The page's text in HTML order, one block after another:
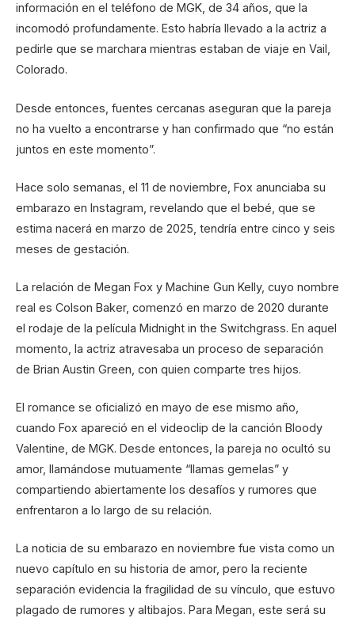
información en el teléfono de MGK, de 34 años, que la
incomodó profundamente. Esto habría llevado a la actriz a
pedirle que se marchara mientras estaban de viaje en Vail,
Colorado.
Desde entonces, fuentes cercanas aseguran que la pareja
no ha vuelto a encontrarse y han confirmado que “no están
juntos en este momento”.
Hace solo semanas, el 11 de noviembre, Fox anunciaba su
embarazo en Instagram, revelando que el bebé, que se
estima nacerá en marzo de 2025, tendría entre cinco y seis
meses de gestación.
La relación de Megan Fox y Machine Gun Kelly, cuyo nombre
real es Colson Baker, comenzó en marzo de 2020 durante
el rodaje de la película Midnight in the Switchgrass. En aquel
momento, la actriz atravesaba un proceso de separación
de Brian Austin Green, con quien comparte tres hijos.
El romance se oficializó en mayo de ese mismo año,
cuando Fox apareció en el videoclip de la canción Bloody
Valentine, de MGK. Desde entonces, la pareja no ocultó su
amor, llamándose mutuamente “llamas gemelas” y
compartiendo abiertamente los desafíos y rumores que
enfrentaron a lo largo de su relación.
La noticia de su embarazo en noviembre fue vista como un
nuevo capítulo en su historia de amor, pero la reciente
separación evidencia la fragilidad de su vínculo, que estuvo
plagado de rumores y altibajos. Para Megan, este será su